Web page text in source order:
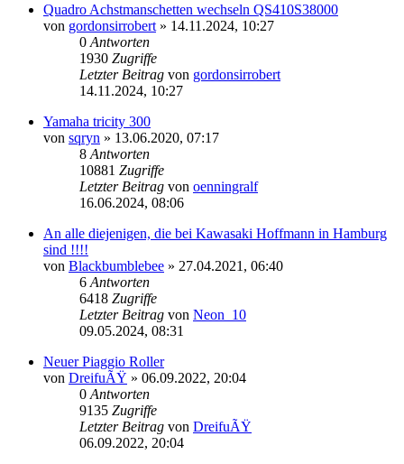
Quadro Achstmanschetten wechseln QS410S38000
von gordonsirrobert » 14.11.2024, 10:27
0 Antworten
1930 Zugriffe
Letzter Beitrag von gordonsirrobert
14.11.2024, 10:27
Yamaha tricity 300
von sqryn » 13.06.2020, 07:17
8 Antworten
10881 Zugriffe
Letzter Beitrag von oenningralf
16.06.2024, 08:06
An alle diejenigen, die bei Kawasaki Hoffmann in Hamburg
sind !!!!
von Blackbumblebee » 27.04.2021, 06:40
6 Antworten
6418 Zugriffe
Letzter Beitrag von Neon_10
09.05.2024, 08:31
Neuer Piaggio Roller
von DreifuÃŸ » 06.09.2022, 20:04
0 Antworten
9135 Zugriffe
Letzter Beitrag von DreifuÃŸ
06.09.2022, 20:04